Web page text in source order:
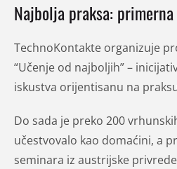
Najbolja praksa:
TechnoKontakte organizuje
“Učenje od najboljih” –
iskustva orijentisanu na
Do sada je preko 200
učestvovalo kao domaćini, a
seminara iz austrijske